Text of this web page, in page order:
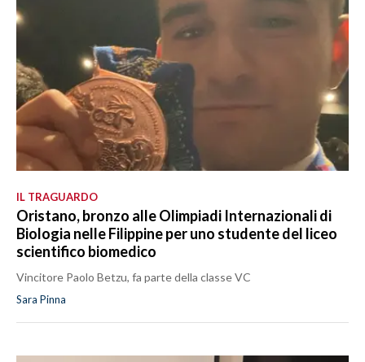
IL TRAGUARDO
Oristano, bronzo alle Olimpiadi Internazionali di
Biologia nelle Filippine per uno studente del liceo
scientifico biomedico
Vincitore Paolo Betzu, fa parte della classe VC
Sara Pinna